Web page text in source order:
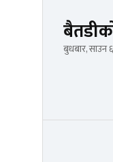
बुधबार, साउन